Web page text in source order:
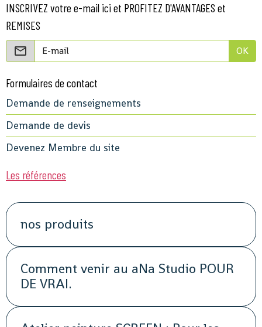
INSCRIVEZ votre e-mail ici et PROFITEZ D'AVANTAGES et
REMISES
OK
Formulaires de contact
Demande de renseignements
Demande de devis
Devenez Membre du site
Les références
nos produits
Comment venir au aNa Studio POUR
DE VRAI.